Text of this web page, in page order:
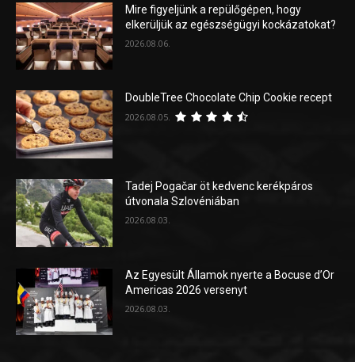
Mire figyeljünk a repülőgépen, hogy
elkerüljük az egészségügyi kockázatokat?
2026.08.06.
DoubleTree Chocolate Chip Cookie recept
2026.08.05.
Tadej Pogačar öt kedvenc kerékpáros
útvonala Szlovéniában
2026.08.03.
Az Egyesült Államok nyerte a Bocuse d’Or
Americas 2026 versenyt
2026.08.03.